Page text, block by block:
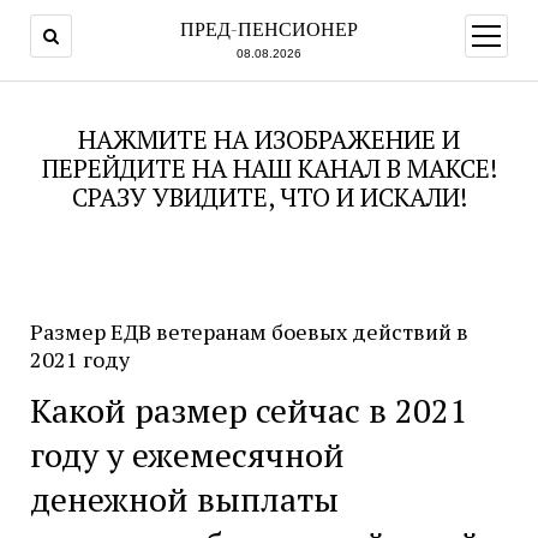
ПРЕД-ПЕНСИОНЕР
08.08.2026
меню
НАЖМИТЕ НА ИЗОБРАЖЕНИЕ И
ПЕРЕЙДИТЕ НА НАШ КАНАЛ В МАКСЕ!
СРАЗУ УВИДИТЕ, ЧТО И ИСКАЛИ!
Размер ЕДВ ветеранам боевых действий в
2021 году
Какой размер сейчас в 2021
году у ежемесячной
денежной выплаты